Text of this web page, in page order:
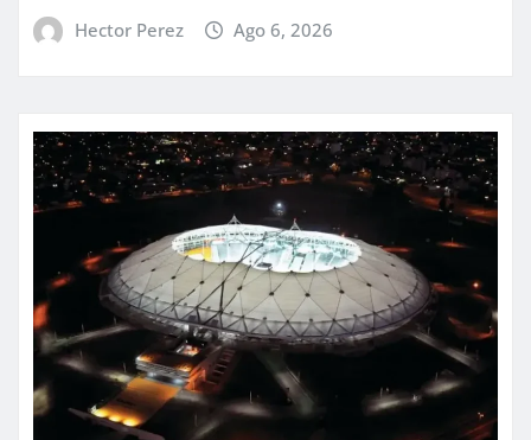
Hector Perez Ago 6, 2026